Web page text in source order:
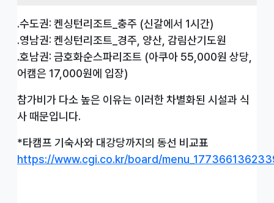
.수도권: 켄싱턴리조트_충주 (신갈에서 1시간)
.영남권: 켄싱턴리조트_경주, 양산, 감림산기도원
.호남권: 금호화순스파리조트 (아쿠아 55,000원 상당,
어캠은 17,000원에 입장)
참가비가 다소 높은 이유는 이러한 차별화된 시설과 식
사 때문입니다.
*타캠프 기숙사와 대강당까지의 동선 비교표
https://www.cgi.co.kr/board/